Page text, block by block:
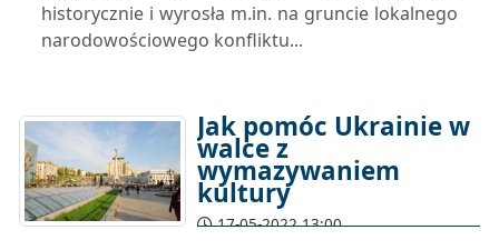
historycznie i wyrosła m.in. na gruncie lokalnego
narodowościowego konfliktu...
Jak pomóc Ukrainie w
walce z
wymazywaniem
kultury
17-05-2022 13:00